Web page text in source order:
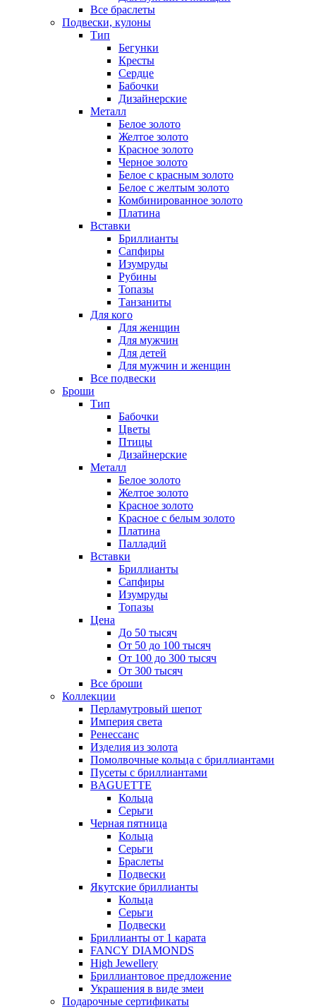
Все браслеты
Подвески, кулоны
Тип
Бегунки
Кресты
Сердце
Бабочки
Дизайнерские
Металл
Белое золото
Желтое золото
Красное золото
Черное золото
Белое с красным золото
Белое с желтым золото
Комбинированное золото
Платина
Вставки
Бриллианты
Сапфиры
Изумруды
Рубины
Топазы
Танзаниты
Для кого
Для женщин
Для мужчин
Для детей
Для мужчин и женщин
Все подвески
Броши
Тип
Бабочки
Цветы
Птицы
Дизайнерские
Металл
Белое золото
Желтое золото
Красное золото
Красное с белым золото
Платина
Палладий
Вставки
Бриллианты
Сапфиры
Изумруды
Топазы
Цена
До 50 тысяч
От 50 до 100 тысяч
От 100 до 300 тысяч
От 300 тысяч
Все броши
Коллекции
Перламутровый шепот
Империя света
Ренессанс
Изделия из золота
Помолвочные кольца с бриллиантами
Пусеты с бриллиантами
BAGUETTE
Кольца
Серьги
Черная пятница
Кольца
Серьги
Браслеты
Подвески
Якутские бриллианты
Кольца
Серьги
Подвески
Бриллианты от 1 карата
FANCY DIAMONDS
High Jewellery
Бриллиантовое предложение
Украшения в виде змеи
Подарочные сертификаты